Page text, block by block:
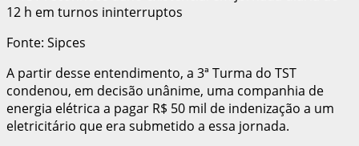
Fonte: Sipces
A partir desse entendimento, a 3ª Turma do TST
condenou, em decisão unânime, uma companhia de
energia elétrica a pagar R$ 50 mil de indenização a um
eletricitário que era submetido a essa jornada.